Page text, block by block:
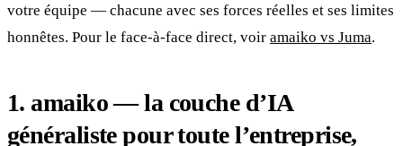
votre équipe — chacune avec ses forces réelles et ses limites
honnêtes. Pour le face-à-face direct, voir amaiko vs Juma.
1. amaiko — la couche d’IA
généraliste pour toute l’entreprise,